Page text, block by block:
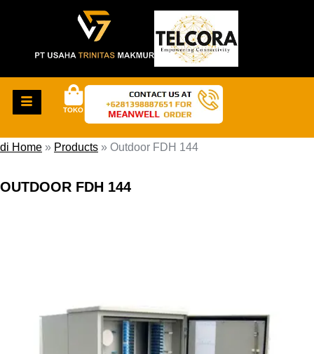
TOKO
di Home » Products » Outdoor FDH 144
OUTDOOR FDH 144